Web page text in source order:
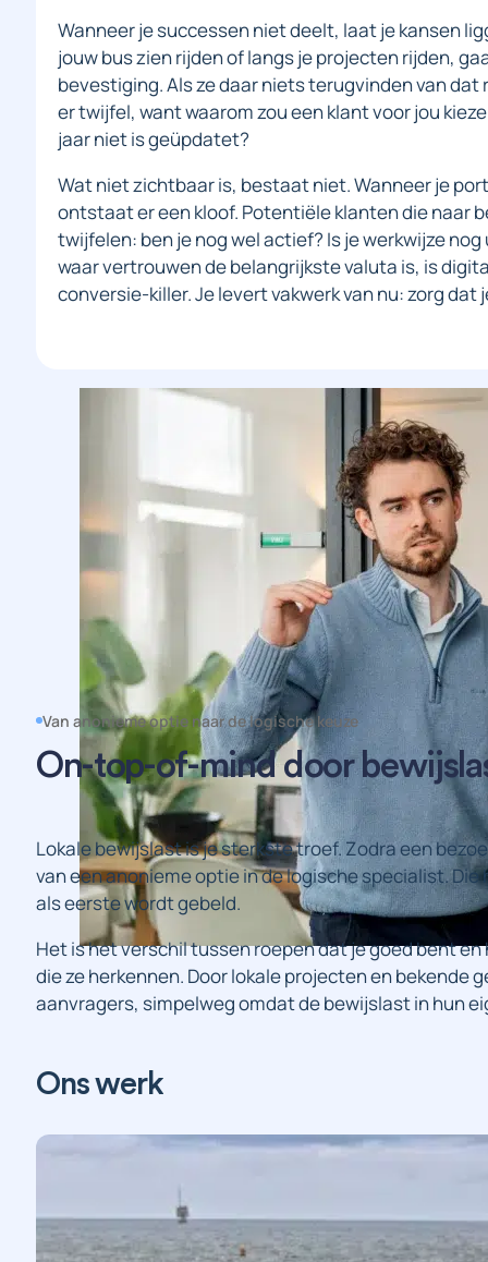
Wanneer je successen niet deelt, laat je kansen
jouw bus zien rijden of langs je projecten rijden,
bevestiging. Als ze daar niets terugvinden van
er twijfel, want waarom zou een klant voor jou
jaar niet is geüpdatet?
Wat niet zichtbaar is, bestaat niet. Wanneer je
ontstaat er een kloof. Potentiële klanten die naar
twijfelen: ben je nog wel actief? Is je werkwijze
waar vertrouwen de belangrijkste valuta is, is
conversie-killer. Je levert vakwerk van nu: zorg
Van anonieme optie naar de logische keuze
On-top-of-mind door
Lokale bewijslast is je sterkste troef. Zodra een
van een anonieme optie in de logische specialist.
als eerste wordt gebeld.
Het is het verschil tussen roepen dat je goed bent
die ze herkennen. Door lokale projecten en bekende
aanvragers, simpelweg omdat de bewijslast in hun
Ons werk